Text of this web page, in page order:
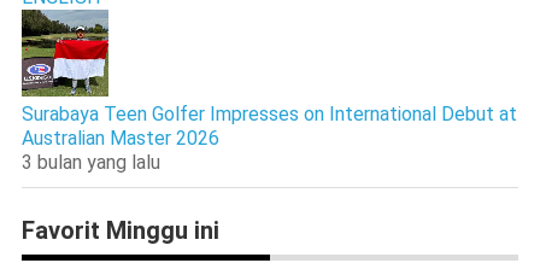
Surabaya Teen Golfer Impresses on International Debut at
Australian Master 2026
3 bulan yang lalu
Favorit Minggu ini